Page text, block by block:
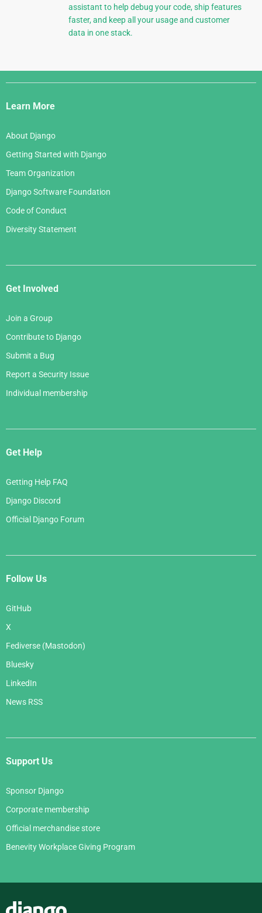
assistant to help debug your code, ship features
faster, and keep all your usage and customer
data in one stack.
Django
Links
Learn More
About Django
Getting Started with Django
Team Organization
Django Software Foundation
Code of Conduct
Diversity Statement
Get Involved
Join a Group
Contribute to Django
Submit a Bug
Report a Security Issue
Individual membership
Get Help
Getting Help FAQ
Django Discord
Official Django Forum
Follow Us
GitHub
X
Fediverse (Mastodon)
Bluesky
LinkedIn
News RSS
Support Us
Sponsor Django
Corporate membership
Official merchandise store
Benevity Workplace Giving Program